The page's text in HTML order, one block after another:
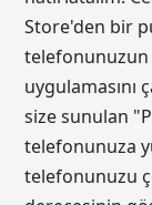
Store'den bir
telefonunuzun
uygulamasını
size sunulan
telefonunuza
telefonunuzu